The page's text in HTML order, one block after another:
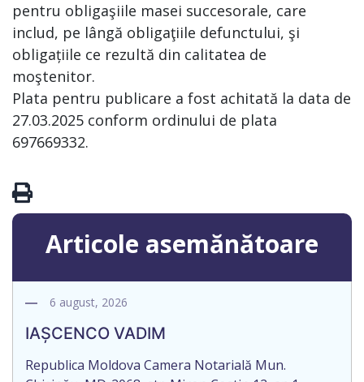
pentru obligaşiile masei succesorale, care
includ, pe lângă obligaţiile defunctului, şi
obligațiile ce rezultă din calitatea de
moştenitor.
Plata pentru publicare a fost achitată la data de
27.03.2025 conform ordinului de plata
697669332.
Articole asemănătoare
6 august, 2026
IAȘCENCO VADIM
Republica Moldova Camera Notarială Mun.